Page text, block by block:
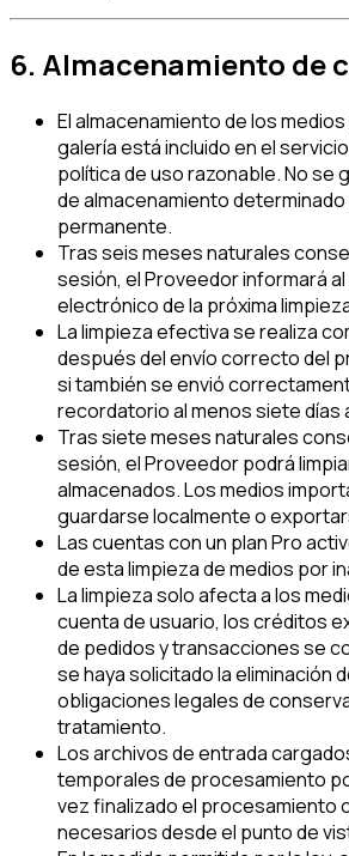
6. Almacenamiento de
El almacenamiento de los
galería está incluido en el
política de uso razonable. No se
de almacenamiento determinado
permanente.
Tras seis meses naturales
sesión, el Proveedor informará
electrónico de la próxima
La limpieza efectiva se realiza
después del envío correcto del
si también se envió
recordatorio al menos siete días
Tras siete meses naturales
sesión, el Proveedor podrá
almacenados. Los medios
guardarse localmente o
Las cuentas con un plan Pro
de esta limpieza de medios por
La limpieza solo afecta a los
cuenta de usuario, los créditos
de pedidos y transacciones se
se haya solicitado la eliminación
obligaciones legales de
tratamiento.
Los archivos de entrada
temporales de procesamiento
vez finalizado el procesamiento
necesarios desde el punto de